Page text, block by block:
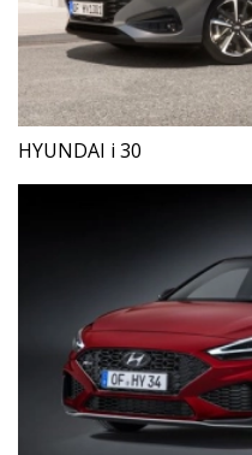
HYUNDAI i 30